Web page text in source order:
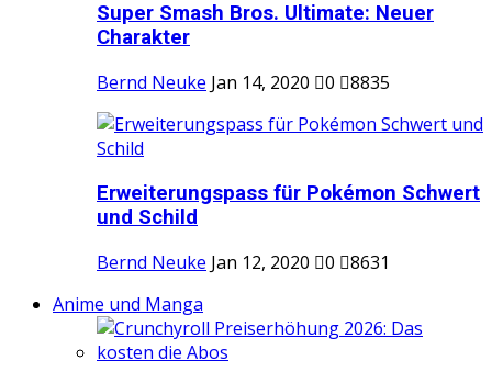
Super Smash Bros. Ultimate: Neuer
Charakter
Bernd Neuke Jan 14, 2020 0 8835
Erweiterungspass für Pokémon Schwert
und Schild
Bernd Neuke Jan 12, 2020 0
8631
Anime und Manga